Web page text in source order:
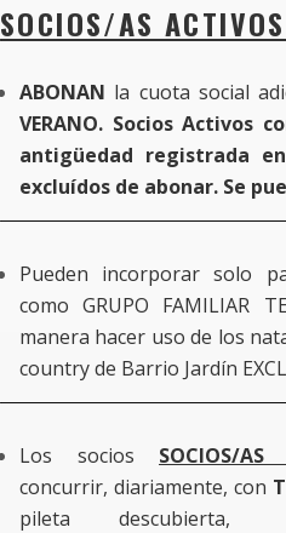
SOCIOS/AS
ABONAN la cuota social
VERANO. Socios Activos
antigüedad registrada
excluídos de abonar. Se
Pueden incorporar solo
como GRUPO FAMILIAR
manera hacer uso de los
country de Barrio Jardín
Los socios SOCIOS/AS
concurrir, diariamente, con
pileta